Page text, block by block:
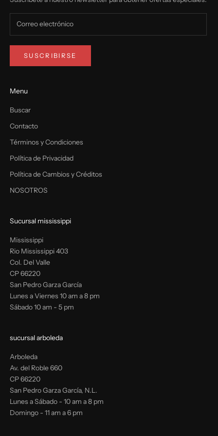
SUSCRIBIRSE
Menu
Buscar
Contacto
Términos y Condiciones
Política de Privacidad
Política de Cambios y Créditos
NOSOTROS
Sucursal mississippi
Mississippi
Rio Mississippi 403
Col. Del Valle
CP 66220
San Pedro Garza García
Lunes a Viernes 10 am a 8 pm
Sábado 10 am - 5 pm
sucursal arboleda
Arboleda
Av. del Roble 660
CP 66220
San Pedro Garza García, N.L.
Lunes a Sábado - 10 am a 8 pm
Domingo - 11 am a 6 pm